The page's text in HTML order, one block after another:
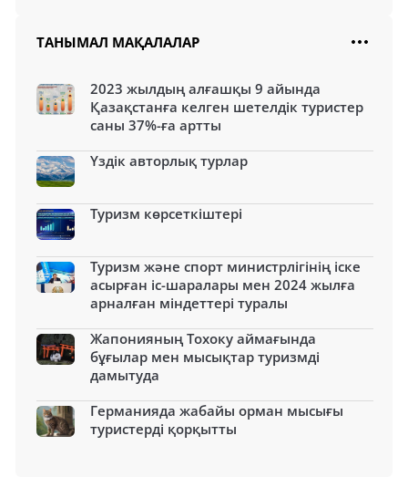
ТАНЫМАЛ МАҚАЛАЛАР
2023 жылдың алғашқы 9 айында
Қазақстанға келген шетелдік туристер
саны 37%-ға артты
Үздік авторлық турлар
Туризм көрсеткіштері
Туризм және спорт министрлігінің іске
асырған іс-шаралары мен 2024 жылға
арналған міндеттері туралы
Жапонияның Тохоку аймағында
бұғылар мен мысықтар туризмді
дамытуда
Германияда жабайы орман мысығы
туристерді қорқытты